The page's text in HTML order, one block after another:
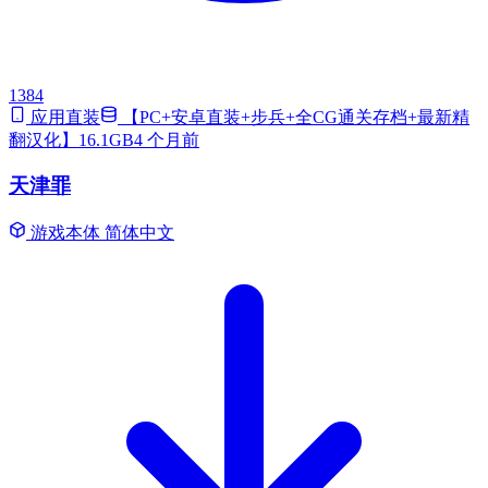
1384
应用直装
【PC+安卓直装+步兵+全CG通关存档+最新精
翻汉化】16.1GB4 个月前
天津罪
游戏本体 简体中文